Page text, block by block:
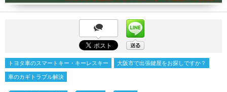
トヨタ車のスマートキー・キーレスキー 大阪市で出張鍵屋をお探しですか？
車のカギトラブル解決